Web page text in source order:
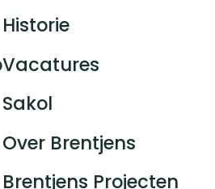
Historie
Vacatures
Sakol
Over Brentjens
Brentjens Projecten